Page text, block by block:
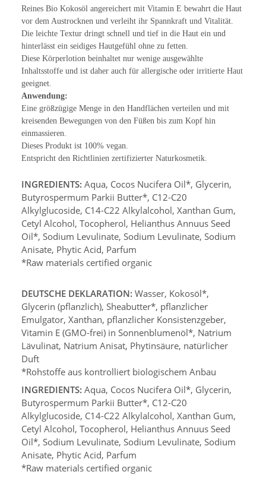
Reines Bio Kokosöl angereichert mit Vitamin E bewahrt die Haut
vor dem Austrocknen und verleiht ihr Spannkraft und Vitalität.
Die leichte Textur dringt schnell und tief in die Haut ein und
hinterlässt ein seidiges Hautgefühl ohne zu fetten.
Diese Körperlotion beinhaltet nur wenige ausgewählte
Inhaltsstoffe und ist daher auch für allergische oder irritierte Haut
geeignet.
Anwendung:
Eine größzügige Menge in den Handflächen verteilen und mit
kreisenden Bewegungen von den Füßen bis zum Kopf hin
einmassieren.
Dieses Produkt ist 100% vegan.
Entspricht den Richtlinien zertifizierter Naturkosmetik.
INGREDIENTS: Aqua, Cocos Nucifera Oil*, Glycerin,
Butyrospermum Parkii Butter*, C12-C20
Alkylglucoside, C14-C22 Alkylalcohol, Xanthan Gum,
Cetyl Alcohol, Tocopherol, Helianthus Annuus Seed
Oil*, Sodium Levulinate, Sodium Levulinate, Sodium
Anisate, Phytic Acid, Parfum
*Raw materials certified organic
DEUTSCHE DEKLARATION: Wasser, Kokosöl*,
Glycerin (pflanzlich), Sheabutter*, pflanzlicher
Emulgator, Xanthan, pflanzlicher Konsistenzgeber,
Vitamin E (GMO-frei) in Sonnenblumenöl*, Natrium
Lävulinat, Natrium Anisat, Phytinsäure, natürlicher
Duft
*Rohstoffe aus kontrolliert biologischem Anbau
INGREDIENTS: Aqua, Cocos Nucifera Oil*, Glycerin,
Butyrospermum Parkii Butter*, C12-C20
Alkylglucoside, C14-C22 Alkylalcohol, Xanthan Gum,
Cetyl Alcohol, Tocopherol, Helianthus Annuus Seed
Oil*, Sodium Levulinate, Sodium Levulinate, Sodium
Anisate, Phytic Acid, Parfum
*Raw materials certified organic